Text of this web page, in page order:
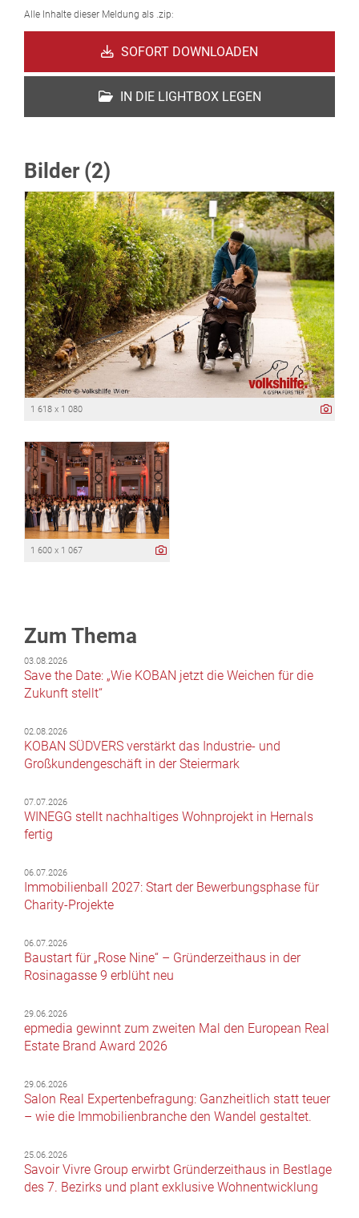
Alle Inhalte dieser Meldung als .zip:
SOFORT DOWNLOADEN
IN DIE LIGHTBOX LEGEN
Bilder (2)
1 618 x 1 080
1 600 x 1 067
Zum Thema
03.08.2026
Save the Date: „Wie KOBAN jetzt die Weichen für die
Zukunft stellt“
02.08.2026
KOBAN SÜDVERS verstärkt das Industrie- und
Großkundengeschäft in der Steiermark
07.07.2026
WINEGG stellt nachhaltiges Wohnprojekt in Hernals
fertig
06.07.2026
Immobilienball 2027: Start der Bewerbungsphase für
Charity-Projekte
06.07.2026
Baustart für „Rose Nine“ – Gründerzeithaus in der
Rosinagasse 9 erblüht neu
29.06.2026
epmedia gewinnt zum zweiten Mal den European Real
Estate Brand Award 2026
29.06.2026
Salon Real Expertenbefragung: Ganzheitlich statt teuer
– wie die Immobilienbranche den Wandel gestaltet.
25.06.2026
Savoir Vivre Group erwirbt Gründerzeithaus in Bestlage
des 7. Bezirks und plant exklusive Wohnentwicklung